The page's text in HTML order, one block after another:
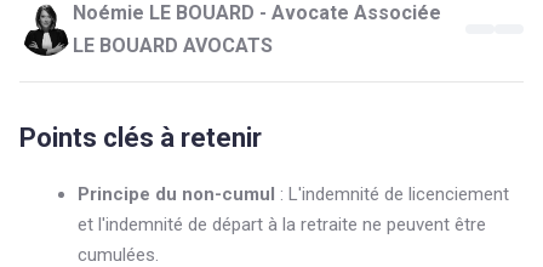
Noémie LE BOUARD - Avocate Associée
LE BOUARD AVOCATS
Points clés à retenir
Principe du non-cumul : L'indemnité de licenciement
et l'indemnité de départ à la retraite ne peuvent être
cumulées.